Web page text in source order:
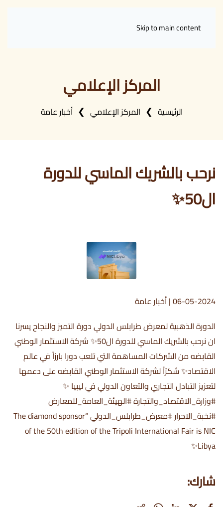
Skip to main content
المركز الإعلامي
الرئيسية المركز الإعلامي أخبار عامة
نرحب بالشريك الماسي للدورة
ال50✨
06-05-2024
|أخبار عامة
الدورة الذهبية لمعرض طرابلس الدولي دورة التميز والنجاح يسرنا
ان نرحب بالشريك الماسي للدورة ال50✨ شركة الاستثمار الوطني
القابضه من الشركات المساهمة التي تلعب دورا بارزاً في عالم
الاقتصاد✨ شكرًاً لشركة الاستثمار الوطني القابضه على دعمها
لتعزيز التبادل التجاري والتعاون الدولي في ليبيا ✨
#وزارة_الاقتصاد_والتجارة #الهيئة_العامة_للمعارض
#نخبة_الاحرار #معرض_طرابلس_الدولي “The diamond sponsor
of the 50th edition of the Tripoli International Fair is NIC
Libya✨
شارك: